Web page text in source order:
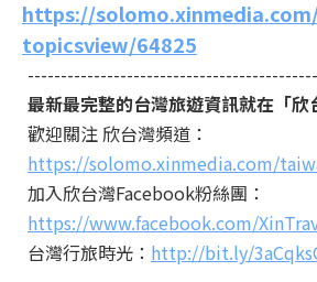
https://
topicsview/64825
最新最完整的台灣旅遊資訊就在「欣
歡迎關注 欣台灣頻道：
https://solomo.xinmedia.com/
加入欣台灣Facebook粉絲團：
https://www.facebook.com/
台灣行旅時光： http://bit.ly/